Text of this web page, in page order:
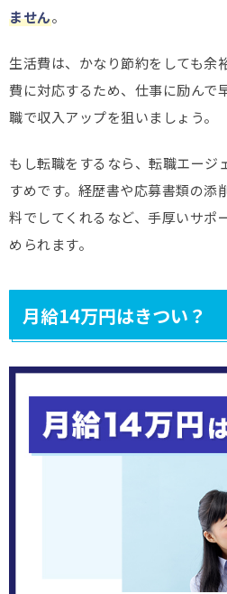
ません。
生活費は、かなり節約をしても余
費に対応するため、仕事に励んで
職で収入アップを狙いましょう。
もし転職をするなら、転職エージ
すめです。経歴書や応募書類の添
料でしてくれるなど、手厚いサポ
められます。
月給14万円はきつい？